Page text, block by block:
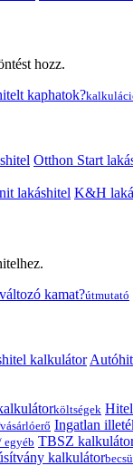
hozz.
kaphatok?
Otthon Start
lakáshitel K&H
kamat?útmutató
kalkulátor
költségek
vásárlóerő Ingatlan
egyéb TBSZ
kalkulátor